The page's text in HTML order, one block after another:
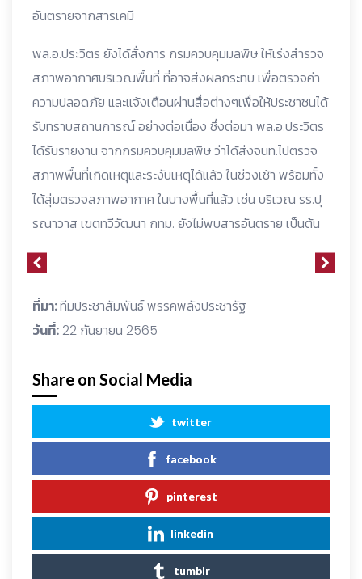
อันตรายจากสารเคมี
พล.อ.ประวิตร ยังได้สั่งการ กรมควบคุมมลพิษ ให้เร่งสำรวจ
สภาพอากาศบริเวณพื้นที่ ที่อาจส่งผลกระทบ เพื่อตรวจค่า
ความปลอดภัย และแจ้งเตือนผ่านสื่อต่างๆเพื่อให้ประชาชนได้
รับทราบสถานการณ์ อย่างต่อเนื่อง ซึ่งต่อมา พล.อ.ประวิตร
ได้รับรายงาน จากกรมควบคุมมลพิษ ว่าได้ส่งจนท.ไปตรวจ
สภาพพื้นที่เกิดเหตุและระงับเหตุได้แล้ว ในช่วงเช้า พร้อมทั้ง
ได้สุ่มตรวจสภาพอากาศ ในบางพื้นที่แล้ว เช่น บริเวณ รร.ปุ
รณาวาส เขตทวีวัฒนา กทม. ยังไม่พบสารอันตราย เป็นต้น
ที่มา:ทีมประชาสัมพันธ์ พรรคพลังประชารัฐ
วันที่: 22 กันยายน 2565
Share on Social Media
twitter
facebook
pinterest
linkedin
tumblr